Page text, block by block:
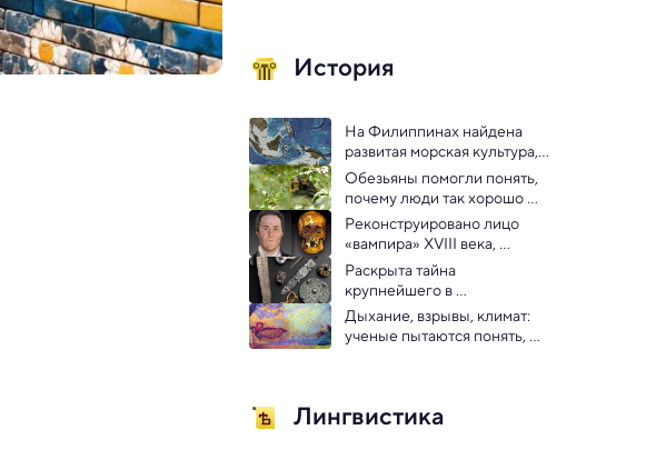
История
На Филиппинах найдена
развитая морская культура,
существовавшая 35 000 лет
Обезьяны помогли понять,
почему люди так хорошо
усваивают алкоголь
Реконструировано лицо
«вампира» XVIII века,
похороненного в
Коннектикуте
Раскрыта тайна
крупнейшего в
Великобритании клада
эпохи викингов
Дыхание, взрывы, климат:
ученые пытаются понять,
Лингвистика